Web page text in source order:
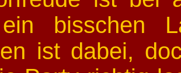
bisschen
ist dabei,